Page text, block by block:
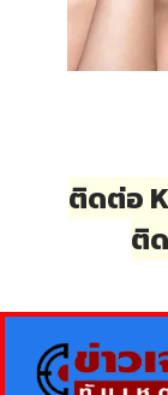
ติดต่อ
ติ